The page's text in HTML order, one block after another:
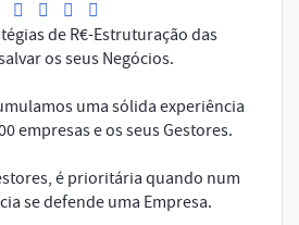
de R€-Estruturação das
os seus Negócios.
uma sólida experiência
empresas e os seus Gestores.
é prioritária quando num
se defende uma Empresa.